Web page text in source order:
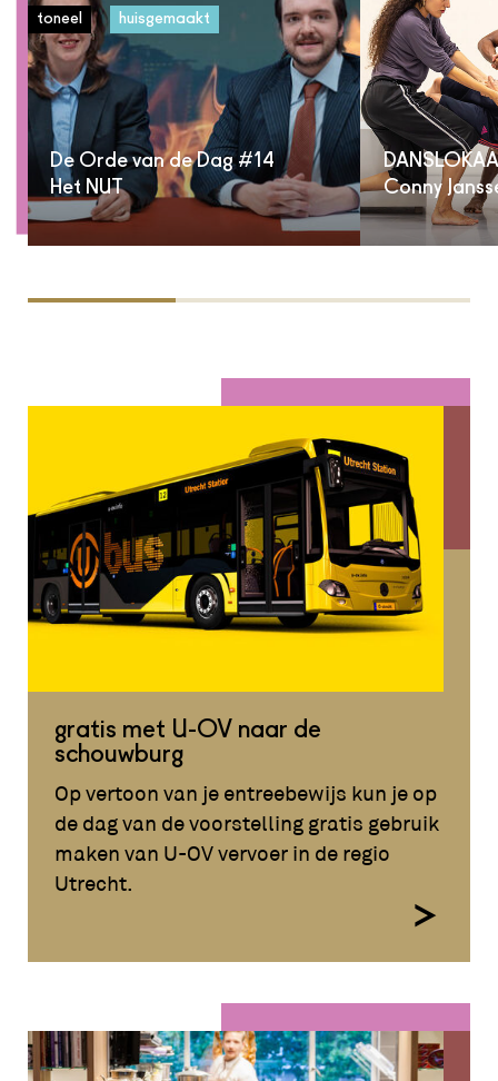
De Orde van de Dag #14
toneel huisgemaakt
Het NUT
Conny
gratis met U-OV naar de
schouwburg
Op vertoon van je entreebewijs kun je op
de dag van de voorstelling gratis gebruik
maken van U-OV vervoer in de regio
Utrecht.